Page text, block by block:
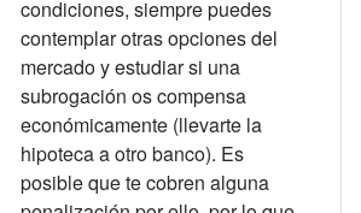
condiciones, siempre puedes
contemplar otras opciones del
mercado y estudiar si una
subrogación os compensa
económicamente (llevarte la
hipoteca a otro banco). Es
posible que te cobren alguna